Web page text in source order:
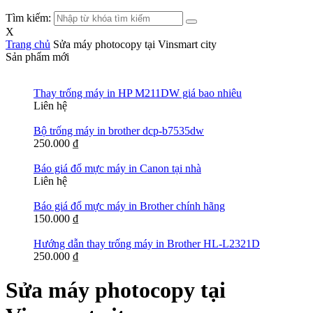
Tìm kiếm:
X
Trang chủ Sửa máy photocopy tại Vinsmart city
Sản phẩm mới
Thay trống máy in HP M211DW giá bao nhiêu
Liên hệ
Bộ trống máy in brother dcp-b7535dw
250.000 ₫
Báo giá đổ mực máy in Canon tại nhà
Liên hệ
Báo giá đổ mực máy in Brother chính hãng
150.000 ₫
Hướng dẫn thay trống máy in Brother HL-L2321D
250.000 ₫
Sửa máy photocopy tại